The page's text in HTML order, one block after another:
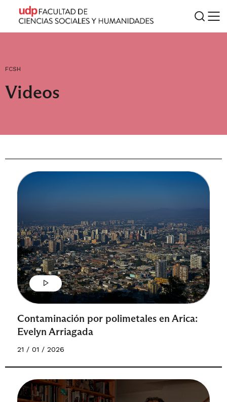
FCSH
Videos
Contaminación por polimetales en Arica:
Evelyn Arriagada
21 / 01 / 2026